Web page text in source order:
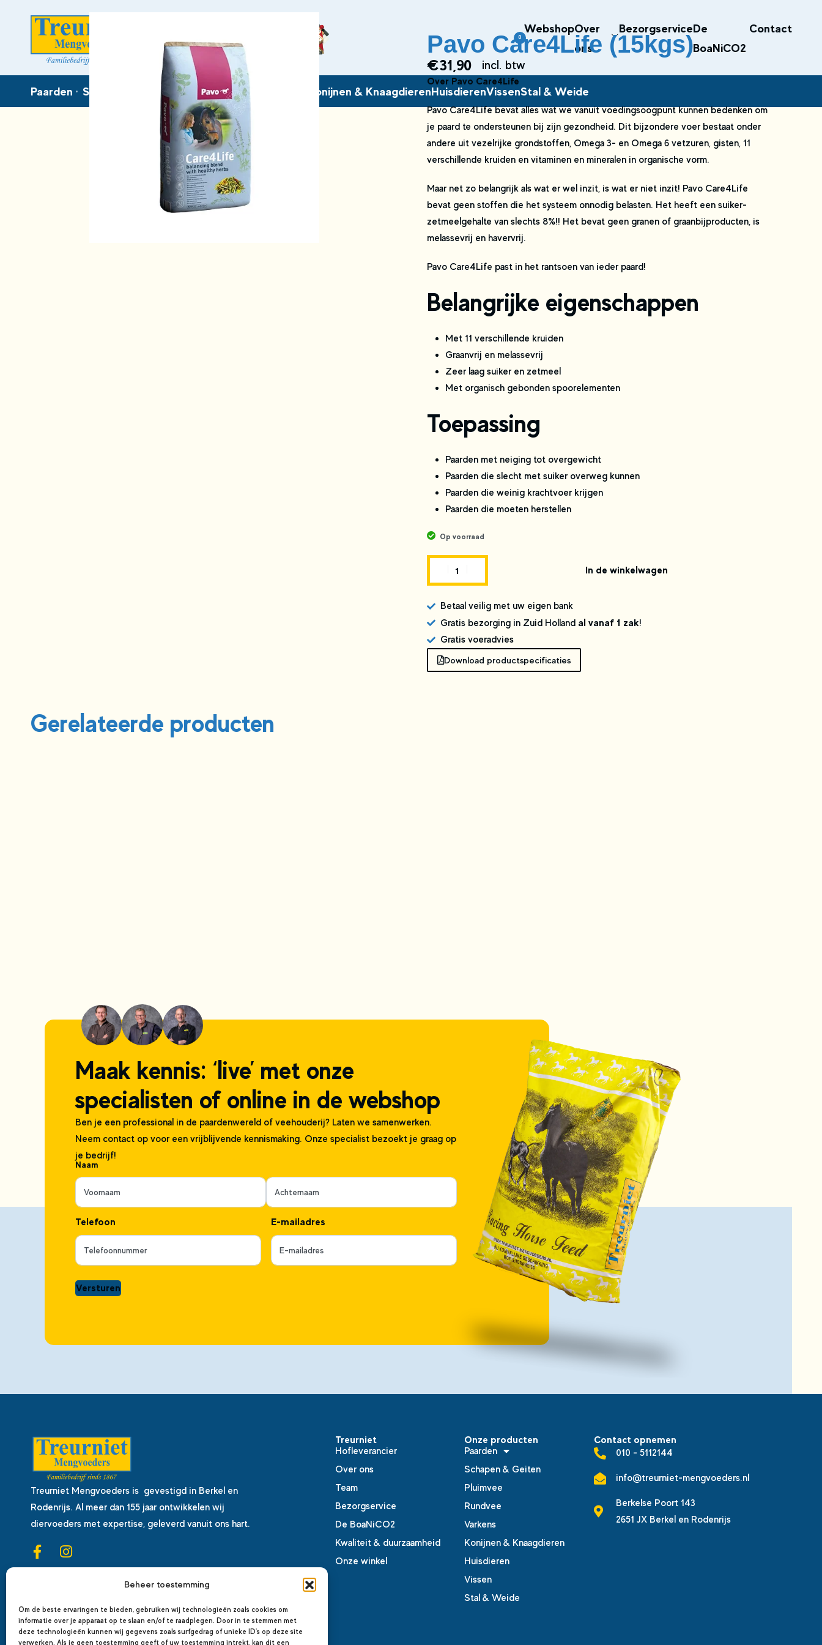
Beheer toestemming
Om de beste ervaringen te bieden, gebruiken wij technologieën zoals cookies om
informatie over je apparaat op te slaan en/of te raadplegen. Door in te stemmen met
deze technologieën kunnen wij gegevens zoals surfgedrag of unieke ID's op deze site
verwerken. Als je geen toestemming geeft of uw toestemming intrekt, kan dit een
0
WebshopOver
ons
BezorgserviceDe
BoaNiCO2
Contact
Paarden Schapen & Geiten PluimveeRundvee Konijnen & KnaagdierenHuisdierenVissenStal & Weide
Pavo Care4Life (15kgs)
€31,90 incl. btw
Over Pavo Care4Life
Pavo Care4Life bevat alles wat we vanuit voedingsoogpunt kunnen bedenken om
je paard te ondersteunen bij zijn gezondheid. Dit bijzondere voer bestaat onder
andere uit vezelrijke grondstoffen, Omega 3- en Omega 6 vetzuren, gisten, 11
verschillende kruiden en vitaminen en mineralen in organische vorm.
Maar net zo belangrijk als wat er wel inzit, is wat er niet inzit! Pavo Care4Life
bevat geen stoffen die het systeem onnodig belasten. Het heeft een suiker-
zetmeelgehalte van slechts 8%!! Het bevat geen granen of graanbijproducten, is
melassevrij en havervrij.
Pavo Care4Life past in het rantsoen van ieder paard!
Belangrijke eigenschappen
Met 11 verschillende kruiden
Graanvrij en melassevrij
Zeer laag suiker en zetmeel
Met organisch gebonden spoorelementen
Toepassing
Paarden met neiging tot overgewicht
Paarden die slecht met suiker overweg kunnen
Paarden die weinig krachtvoer krijgen
Paarden die moeten herstellen
Op voorraad
In de winkelwagen
Betaal veilig met uw eigen bank
Gratis bezorging in Zuid Holland al vanaf 1 zak!
Gratis voeradvies
Download productspecificaties
Gerelateerde producten
Maak kennis: ‘live’ met onze
specialisten of online in de webshop
Ben je een professional in de paardenwereld of veehouderij? Laten we samenwerken.
Neem contact op voor een vrijblijvende kennismaking. Onze specialist bezoekt je graag op
je bedrijf!
Naam
Telefoon E-mailadres
Versturen
Treurniet Mengvoeders is gevestigd in Berkel en
Rodenrijs. Al meer dan 155 jaar ontwikkelen wij
diervoeders met expertise, geleverd vanuit ons hart.
Treurniet
Hofleverancier
Over ons
Team
Bezorgservice
De BoaNiCO2
Kwaliteit & duurzaamheid
Onze winkel
Onze producten
Paarden
Schapen & Geiten
Pluimvee
Rundvee
Varkens
Konijnen & Knaagdieren
Huisdieren
Vissen
Stal & Weide
Contact opnemen
010 - 5112144
info@treurniet-mengvoeders.nl
Berkelse Poort 143
2651 JX Berkel en Rodenrijs